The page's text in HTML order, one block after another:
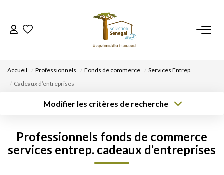
ACCUEIL
VENDRE UN BIEN
DÉPOSEZ VOTRE RECHERCHE
Accueil Professionnels Fonds de commerce
Services Entrep.
Cadeaux d’entreprises
Modifier les critères de recherche
Surface min Budget max
Professionnels fonds de commerce
services entrep. cadeaux d’entreprises